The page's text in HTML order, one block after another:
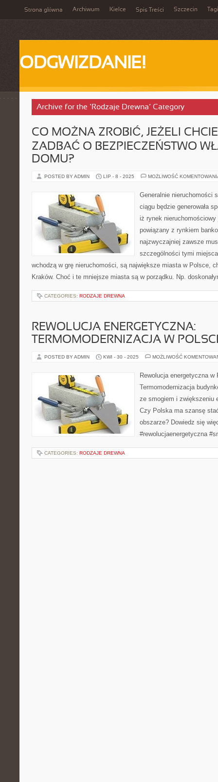
Strona główna Archiwum Kielce Spis Treści Szczecin Tagi
ODGWIZDANIE!
Archive for the ‘Rodzaje Drewna’ Category
CO MOŻNA ZROBIĆ, JEŻELI
ZADBAĆ O BEZPIECZEŃSTWO
DOMU?
POSTED BY ADMIN LIP - 8 - 2025 MOŻLIWOŚĆ
Generalnie nieruchomości
ciągu będzie generowała
iż rynek
powiązany z rynkiem
najzwyczajniej zawsze
szczególności tymi
wchodzą w grę nieruchomości, są największe miasta w Polsce,
Kraków. Choć i te mniejsze miasta są w porządku. Np.
CATEGORIES: RODZAJE DREWNA
REWOLUCJA ENERGETYCZNA:
TERMOMODERNIZACJA W
POSTED BY ADMIN KWI - 30 - 2025 MOŻLIWOŚĆ
Rewolucja energetyczna
Termomodernizacja
ze smogiem i zwiększeniu
Czy Polska ma szansę
obszarze? Dowiedz się
#rewolucjaenergetyczna
CATEGORIES: RODZAJE DREWNA